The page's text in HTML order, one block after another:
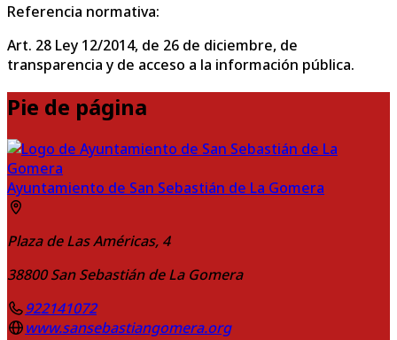
Referencia normativa:
Art. 28 Ley 12/2014, de 26 de diciembre, de
transparencia y de acceso a la información pública.
Pie de página
Ayuntamiento de San Sebastián de La Gomera
Plaza de Las Américas, 4
38800 San Sebastián de La Gomera
922141072
www.sansebastiangomera.org